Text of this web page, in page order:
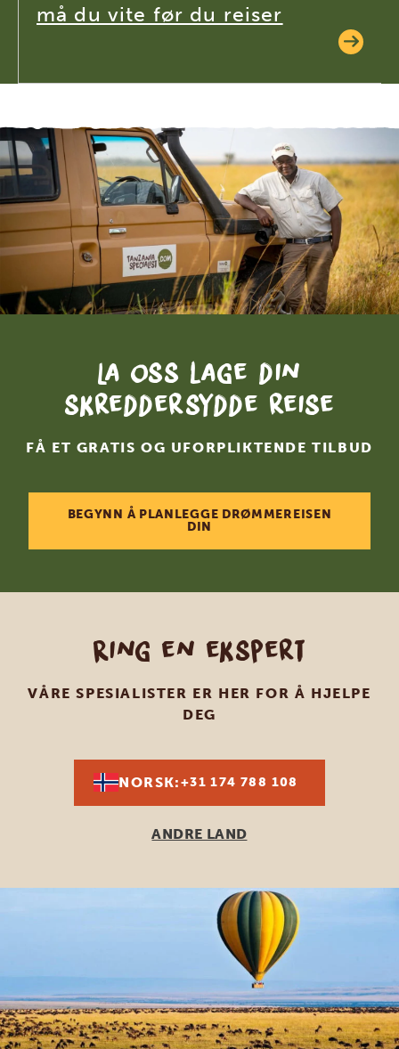
må du vite før du reiser
La oss lage din
skreddersydde reise
FÅ ET GRATIS OG UFORPLIKTENDE TILBUD
BEGYNN Å PLANLEGGE DRØMMEREISEN
DIN
Ring en ekspert
VÅRE SPESIALISTER ER HER FOR Å HJELPE
DEG
NORSK:+31 174 788 108
ANDRE LAND